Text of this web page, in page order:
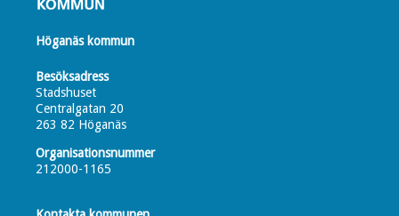
Höganäs kommun
Besöksadress
Stadshuset
Centralgatan 20
263 82 Höganäs
Organisationsnummer
212000-1165